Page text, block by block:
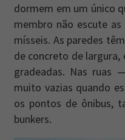
dormem em um único
membro não escute
mísseis. As paredes
de concreto de largura,
gradeadas. Nas ruas
muito vazias quando
os pontos de ônibus,
bunkers.